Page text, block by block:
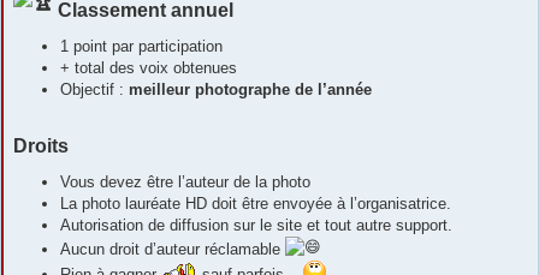
Classement annuel
1 point par participation
+ total des voix obtenues
Objectif : meilleur photographe de l’année
Droits
Vous devez être l’auteur de la photo
La photo lauréate HD doit être envoyée à l’organisatrice.
Autorisation de diffusion sur le site et tout autre support.
Aucun droit d’auteur réclamable